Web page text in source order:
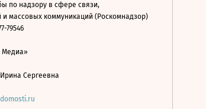
по надзору в сфере связи,
массовых коммуникаций (Роскомнадзор)
79546
Медиа»
Сергеевна